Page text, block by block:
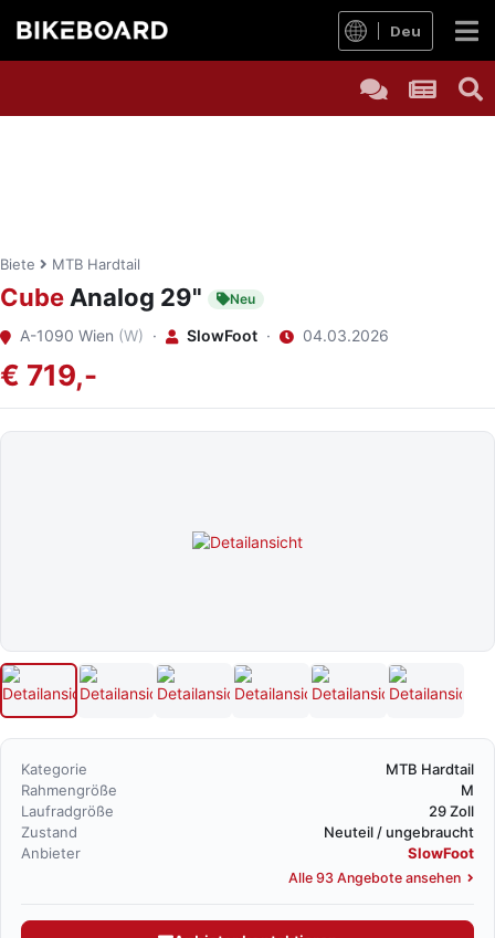
Deu
Biete MTB Hardtail
Cube Analog 29" Neu
A-1090 Wien (W) · SlowFoot · 04.03.2026
€ 719,-
Kategorie
MTB Hardtail
Rahmengröße
M
Laufradgröße
29 Zoll
Zustand
Neuteil / ungebraucht
Anbieter
SlowFoot
Alle 93 Angebote ansehen